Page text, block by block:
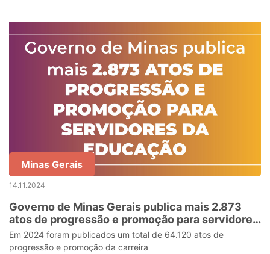
Minas Gerais
14.11.2024
Governo de Minas Gerais publica mais 2.873
atos de progressão e promoção para servidores
da educação
Em 2024 foram publicados um total de 64.120 atos de
progressão e promoção da carreira